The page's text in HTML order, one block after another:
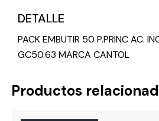
DETALLE
PACK EMBUTIR 50 P.PRINC AC.
GC50.63 MARCA CANTOL
Productos